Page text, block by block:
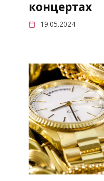
концертах
19.05.2024